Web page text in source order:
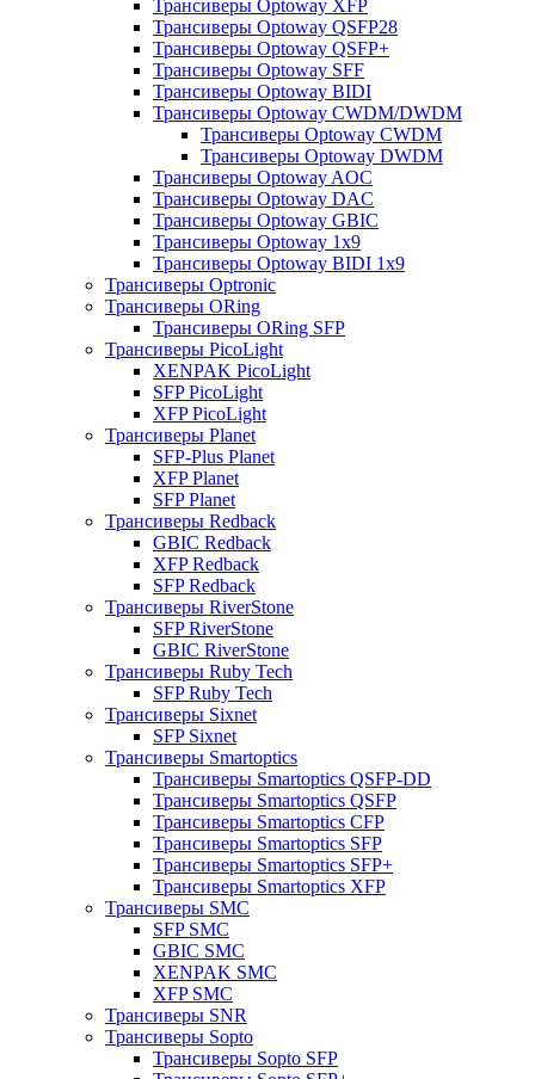
Трансиверы Optoway XFP
Трансиверы Optoway QSFP28
Трансиверы Optoway QSFP+
Трансиверы Optoway SFF
Трансиверы Optoway BIDI
Трансиверы Optoway CWDM/DWDM
Трансиверы Optoway CWDM
Трансиверы Optoway DWDM
Трансиверы Optoway AOC
Трансиверы Optoway DAC
Трансиверы Optoway GBIC
Трансиверы Optoway 1х9
Трансиверы Optoway BIDI 1x9
Трансиверы Optronic
Трансиверы ORing
Трансиверы ORing SFP
Трансиверы PicoLight
XENPAK PicoLight
SFP PicoLight
XFP PicoLight
Трансиверы Planet
SFP-Plus Planet
XFP Planet
SFP Planet
Трансиверы Redback
GBIC Redback
XFP Redback
SFP Redback
Трансиверы RiverStone
SFP RiverStone
GBIC RiverStone
Трансиверы Ruby Tech
SFP Ruby Tech
Трансиверы Sixnet
SFP Sixnet
Трансиверы Smartoptics
Трансиверы Smartoptics QSFP-DD
Трансиверы Smartoptics QSFP
Трансиверы Smartoptics CFP
Трансиверы Smartoptics SFP
Трансиверы Smartoptics SFP+
Трансиверы Smartoptics XFP
Трансиверы SMC
SFP SMC
GBIC SMC
XENPAK SMC
XFP SMC
Трансиверы SNR
Трансиверы Sopto
Трансиверы Sopto SFP